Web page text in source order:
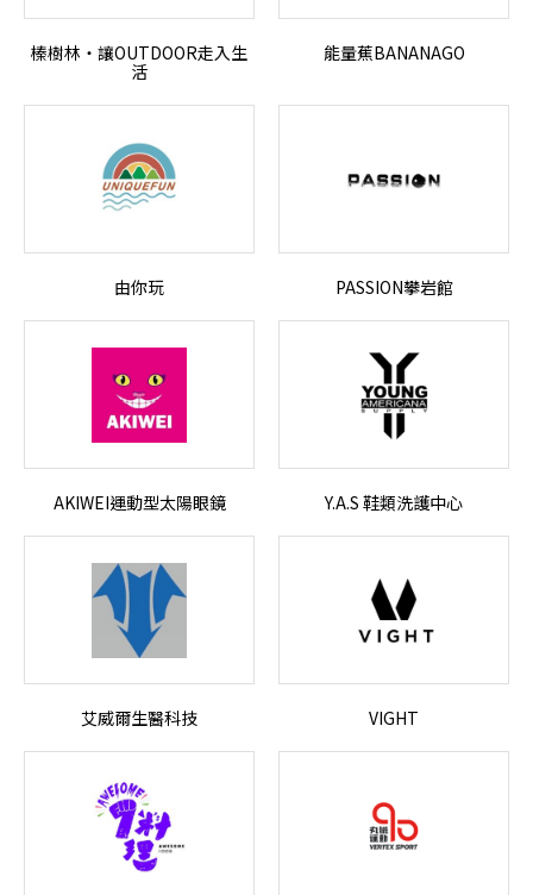
榛樹林‧讓OUTDOOR走入生
活
能量蕉BANANAGO
由你玩 PASSION攀岩館
AKIWEI運動型太陽眼鏡 Y.A.S 鞋類洗護中心
艾威爾生醫科技 VIGHT